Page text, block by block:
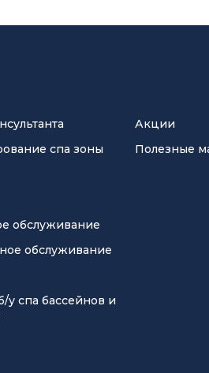
спа зоны
обслуживание
обслуживание
у спа бассейнов и
Акции
Полезные